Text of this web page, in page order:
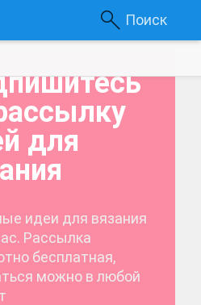
Поиск
для
идеи для вязания
Рассылка
бесплатная,
можно в любой